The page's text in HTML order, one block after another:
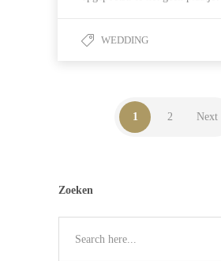
WEDDING
1 2 Next
Zoeken